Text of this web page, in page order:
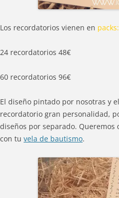
Los recordatorios vienen en packs:
24 recordatorios 48€
60 recordatorios 96€
El diseño pintado por nosotras y
recordatorio gran personalidad,
diseños por separado.
con tu vela de bautismo.